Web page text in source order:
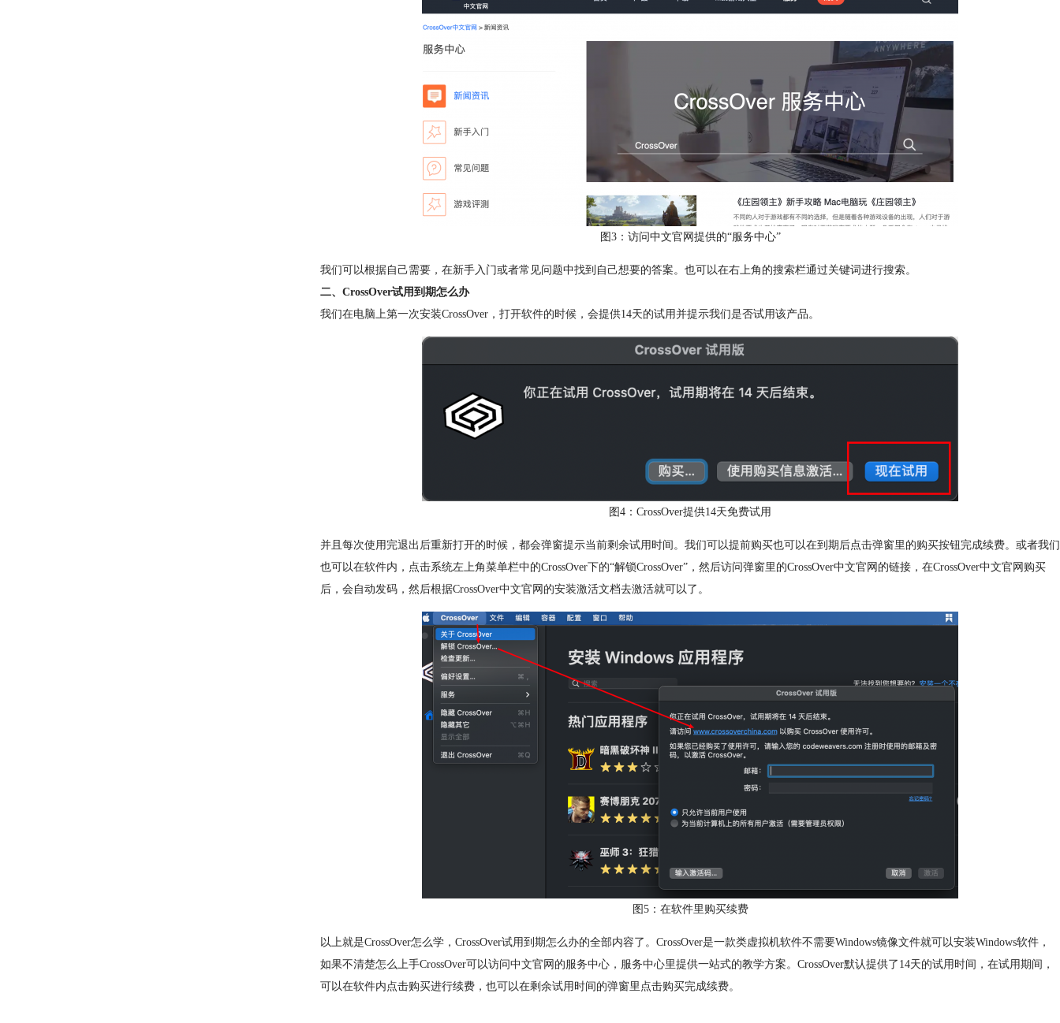
图3：访问中文官网提供的“服务中心”
我们可以根据自己需要，在新手入门或者常见问题中找到自己想要的答案。也可以在右上角的搜索栏通过关键词进行搜索。
二、CrossOver试用到期怎么办
我们在电脑上第一次安装CrossOver，打开软件的时候，会提供14天的试用并提示我们是否试用该产品。
图4：CrossOver提供14天免费试用
并且每次使用完退出后重新打开的时候，都会弹窗提示当前剩余试用时间。我们可以提前购买也可以在到期后点击弹窗里的购买按钮完成续费。或者我们
也可以在软件内，点击系统左上角菜单栏中的CrossOver下的“解锁CrossOver”，然后访问弹窗里的CrossOver中文官网的链接，在CrossOver中文官网购买
后，会自动发码，然后根据CrossOver中文官网的安装激活文档去激活就可以了。
图5：在软件里购买续费
以上就是CrossOver怎么学，CrossOver试用到期怎么办的全部内容了。CrossOver是一款类虚拟机软件不需要Windows镜像文件就可以安装Windows软件，
如果不清楚怎么上手CrossOver可以访问中文官网的服务中心，服务中心里提供一站式的教学方案。CrossOver默认提供了14天的试用时间，在试用期间，
可以在软件内点击购买进行续费，也可以在剩余试用时间的弹窗里点击购买完成续费。